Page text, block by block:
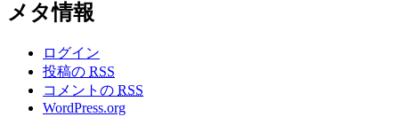
メタ情報
ログイン
投稿の RSS
コメントの RSS
WordPress.org